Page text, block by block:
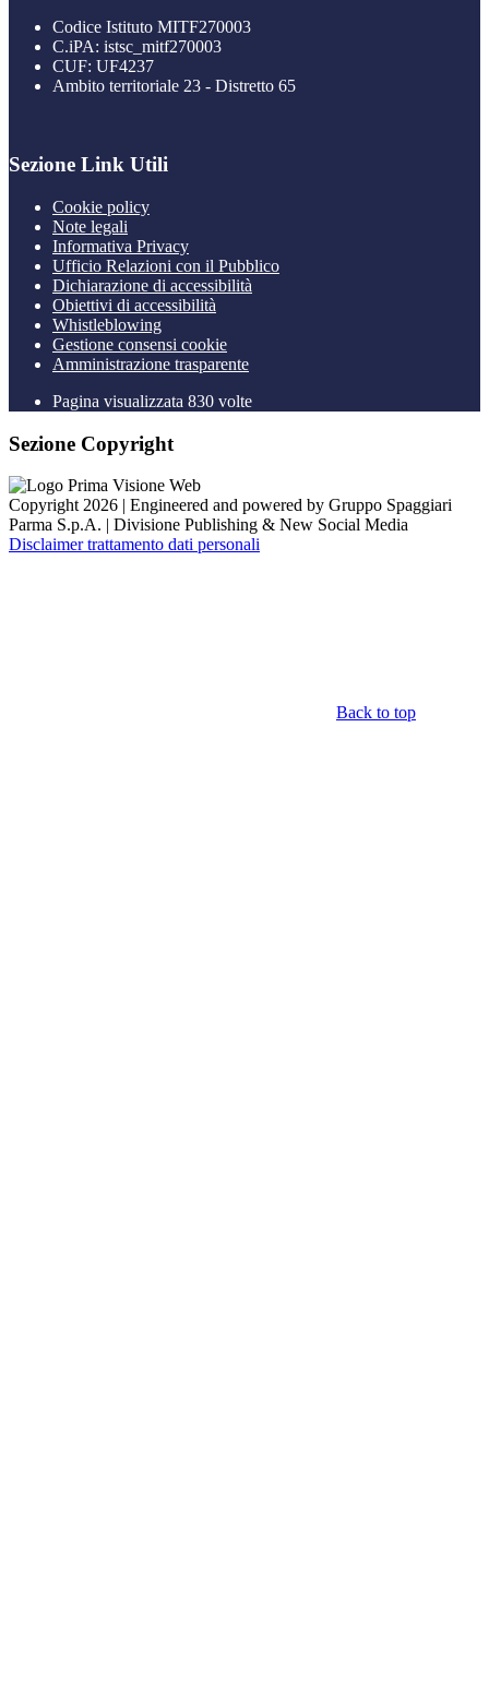
Codice Istituto MITF270003
C.iPA: istsc_mitf270003
CUF: UF4237
Ambito territoriale 23 - Distretto 65
Sezione Link Utili
Cookie policy
Note legali
Informativa Privacy
Ufficio Relazioni con il Pubblico
Dichiarazione di accessibilità
Obiettivi di accessibilità
Whistleblowing
Gestione consensi cookie
Amministrazione trasparente
Pagina visualizzata 830 volte
Sezione Copyright
Copyright 2026 | Engineered and powered by Gruppo Spaggiari
Parma S.p.A. | Divisione Publishing & New Social Media
Disclaimer trattamento dati personali
Back to top